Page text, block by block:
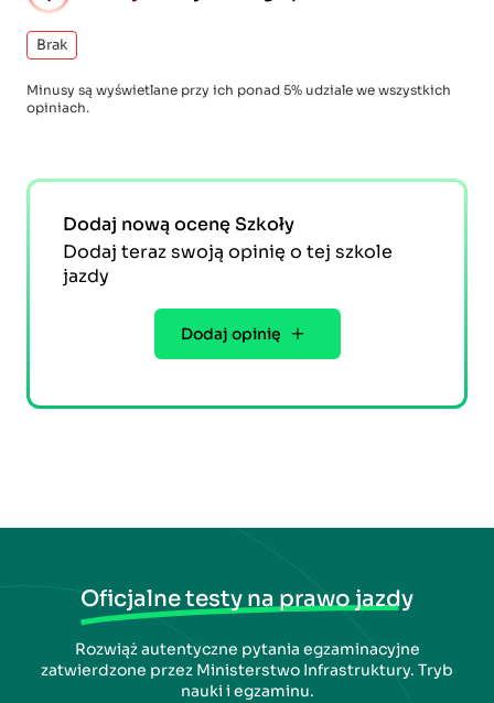
Brak
Minusy są wyświetlane przy ich ponad 5% udziale we wszystkich
opiniach.
Dodaj nową ocenę Szkoły
Dodaj teraz swoją opinię o tej szkole
jazdy
Dodaj opinię
Oficjalne testy na prawo jazdy
Rozwiąż autentyczne pytania egzaminacyjne
zatwierdzone przez Ministerstwo Infrastruktury. Tryb
nauki i egzaminu.